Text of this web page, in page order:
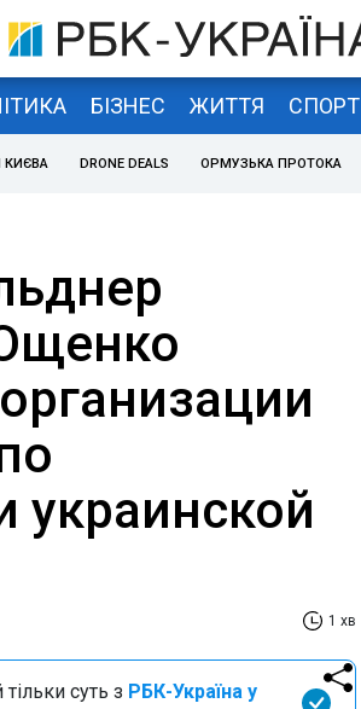
БІЗНЕС ЖИТТЯ СПОРТ
КИЄВА DRONE DEALS ОРМУЗЬКА ПРОТОКА
украинской
1 хв
суть з РБК-Україна у